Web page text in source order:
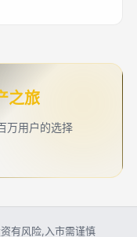
之旅
万用户的选择
有风险,入市需谨慎